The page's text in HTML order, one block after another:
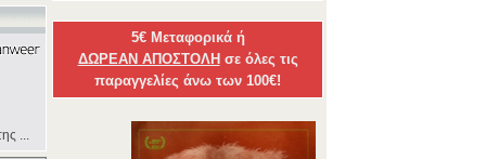
...
5€ Μεταφορικά ή
ΔΩΡΕΑΝ ΑΠΟΣΤΟΛΗ σε όλες τις
παραγγελίες άνω των 100€!